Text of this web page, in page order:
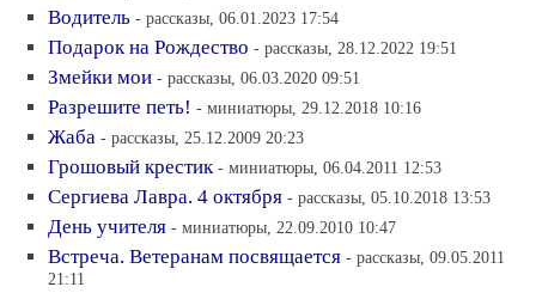
Водитель - рассказы, 06.01.2023 17:54
Подарок на Рождество - рассказы, 28.12.2022 19:51
Змейки мои - рассказы, 06.03.2020 09:51
Разрешите петь! - миниатюры, 29.12.2018 10:16
Жаба - рассказы, 25.12.2009 20:23
Грошовый крестик - миниатюры, 06.04.2011 12:53
Сергиева Лавра. 4 октября - рассказы, 05.10.2018 13:53
День учителя - миниатюры, 22.09.2010 10:47
Встреча. Ветеранам посвящается - рассказы, 09.05.2011
21:11